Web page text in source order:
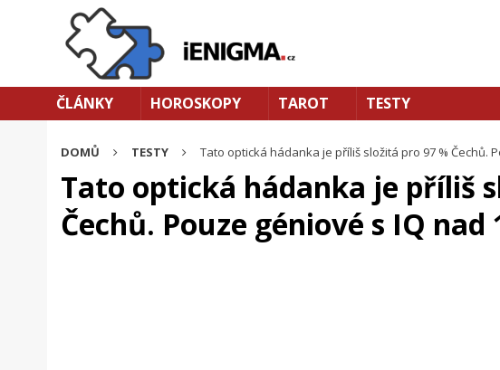
ČLÁNKY HOROSKOPY TAROT TESTY
DOMŮ TESTY Tato optická hádanka je příliš složitá pro 97 % Čechů.
Tato optická hádanka je příliš
Čechů. Pouze géniové s IQ